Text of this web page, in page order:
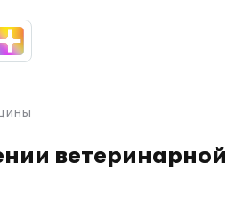
ветеринарной